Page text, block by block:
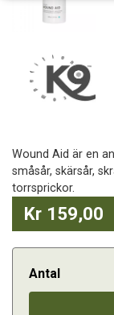
Wound Aid är en
småsår, skärsår,
torrsprickor.
Kr 159,00
Antal